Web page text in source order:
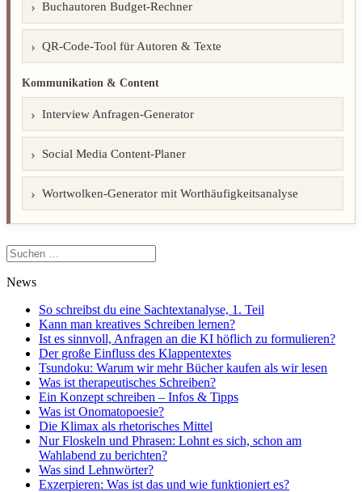
Buchautoren Budget-Rechner
QR-Code-Tool für Autoren & Texte
Kommunikation & Content
Interview Anfragen-Generator
Social Media Content-Planer
Wortwolken-Generator mit Worthäufigkeitsanalyse
Suchen
nach:
News
So schreibst du eine Sachtextanalyse, 1. Teil
Kann man kreatives Schreiben lernen?
Ist es sinnvoll, Anfragen an die KI höflich zu formulieren?
Der große Einfluss des Klappentextes
Tsundoku: Warum wir mehr Bücher kaufen als wir lesen
Was ist therapeutisches Schreiben?
Ein Konzept schreiben – Infos & Tipps
Was ist Onomatopoesie?
Die Klimax als rhetorisches Mittel
Nur Floskeln und Phrasen: Lohnt es sich, schon am
Wahlabend zu berichten?
Was sind Lehnwörter?
Exzerpieren: Was ist das und wie funktioniert es?